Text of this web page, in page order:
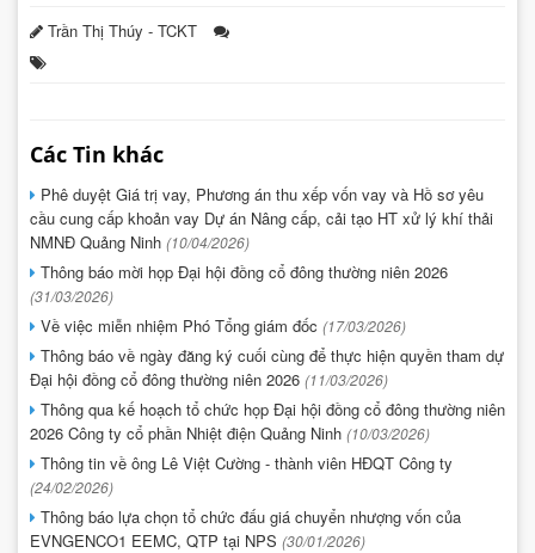
Trần Thị Thúy - TCKT
Các Tin khác
Phê duyệt Giá trị vay, Phương án thu xếp vốn vay và Hồ sơ yêu
cầu cung cấp khoản vay Dự án Nâng cấp, cải tạo HT xử lý khí thải
NMNĐ Quảng Ninh (10/04/2026)
Thông báo mời họp Đại hội đồng cổ đông thường niên 2026
(31/03/2026)
Về việc miễn nhiệm Phó Tổng giám đốc (17/03/2026)
Thông báo về ngày đăng ký cuối cùng để thực hiện quyền tham dự
Đại hội đồng cổ đông thường niên 2026 (11/03/2026)
Thông qua kế hoạch tổ chức họp Đại hội đồng cổ đông thường niên
2026 Công ty cổ phần Nhiệt điện Quảng Ninh (10/03/2026)
Thông tin về ông Lê Việt Cường - thành viên HĐQT Công ty
(24/02/2026)
Thông báo lựa chọn tổ chức đấu giá chuyển nhượng vốn của
EVNGENCO1 EEMC, QTP tại NPS (30/01/2026)